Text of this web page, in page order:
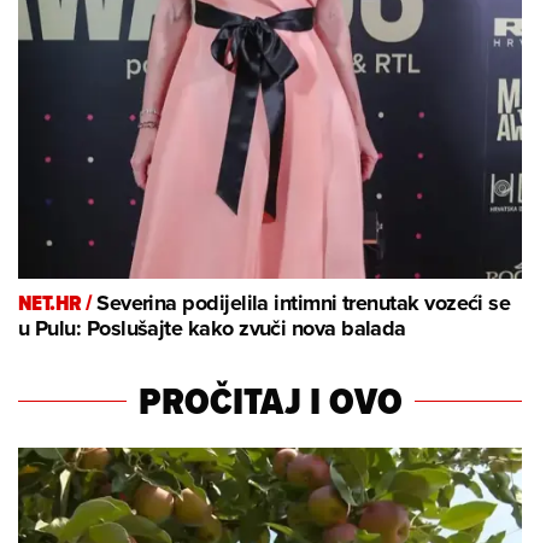
NET.HR /Severina podijelila intimni trenutak vozeći se
u Pulu: Poslušajte kako zvuči nova balada
PROČITAJ I OVO